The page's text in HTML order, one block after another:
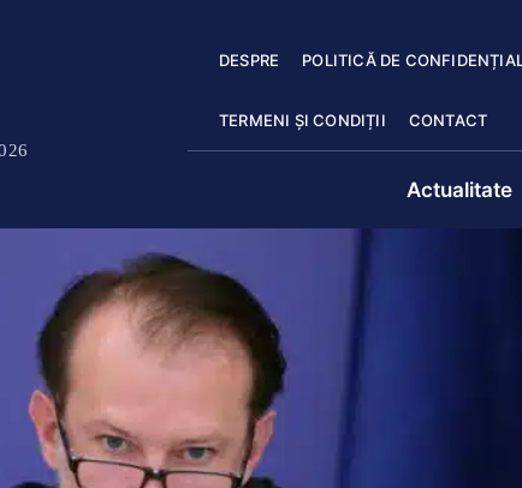
DESPRE POLITICĂ DE
TERMENI ȘI CONDIȚII CONTACT
Actualitate